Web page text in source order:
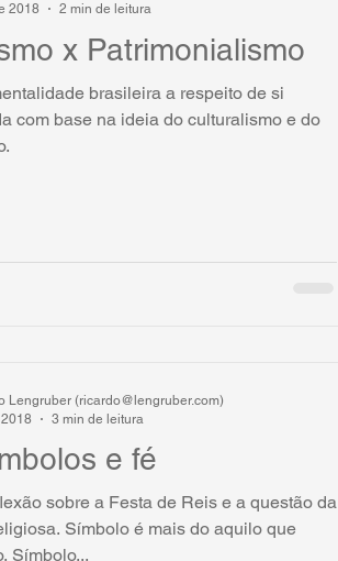
x Patrimonialismo
brasileira a respeito de si
com base na ideia do culturalismo e do
2018
2 min de leitura
e fé
sobre a Festa de Reis e a questão da
Símbolo é mais do aquilo que
Símbolo...
Lengruber (ricardo@lengruber.com)
3 min de leitura